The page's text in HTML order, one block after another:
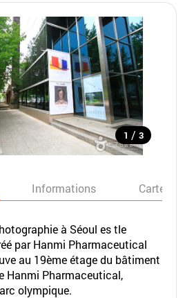
1 / 3
Informations Carte
à Séoul es tle
par Hanmi Pharmaceutical
au 19ème étage du bâtiment
Hanmi Pharmaceutical,
olympique.